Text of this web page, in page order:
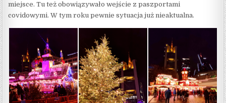
miejsce. Tu też obowiązywało wejście z paszportami
covidowymi. W tym roku pewnie sytuacja już nieaktualna.